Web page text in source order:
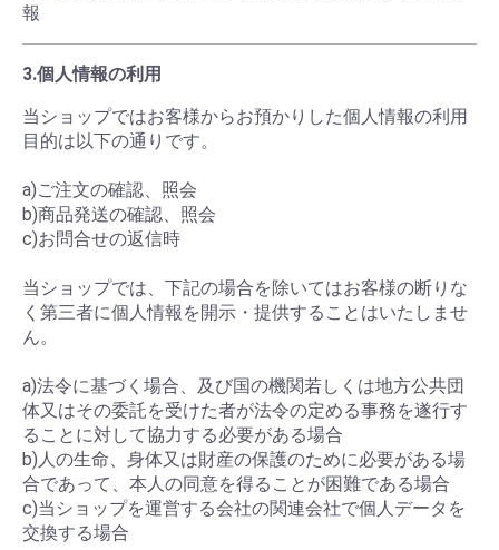
報
3.個人情報の利用
当ショップではお客様からお預かりした個人情報の利用
目的は以下の通りです。
a)ご注文の確認、照会
b)商品発送の確認、照会
c)お問合せの返信時
当ショップでは、下記の場合を除いてはお客様の断りな
く第三者に個人情報を開示・提供することはいたしませ
ん。
a)法令に基づく場合、及び国の機関若しくは地方公共団
体又はその委託を受けた者が法令の定める事務を遂行す
ることに対して協力する必要がある場合
b)人の生命、身体又は財産の保護のために必要がある場
合であって、本人の同意を得ることが困難である場合
c)当ショップを運営する会社の関連会社で個人データを
交換する場合